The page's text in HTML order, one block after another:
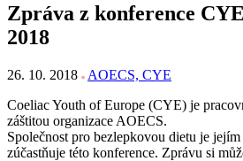
Zpráva z konference
2018
26. 10. 2018
AOECS, CYE
Coeliac Youth of Europe (CYE) je
záštitou organizace AOECS.
Společnost pro bezlepkovou dietu je jejím
zúčastňuje této konference. Zprávu si